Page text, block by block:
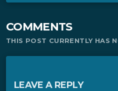
COMMENTS
THIS POST CURRENTLY HAS
LEAVE A REPLY